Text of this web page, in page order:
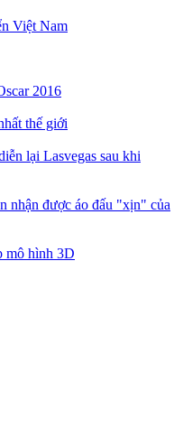
Việt Nam
2016
thế giới
lại Lasvegas sau khi
nhận được áo đấu "xịn" của
mô hình 3D